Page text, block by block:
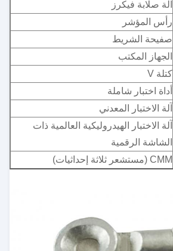
آلة صلابة فيكرز
رأس المؤشر
صفيحة الشريط
الجهاز المكتب
كتلة V
أداة اختبار شاملة
آلة الاختبار المعدني
آلة الاختبار الهيدروليكية العالمية ذات
الشاشة الرقمية
CMM (مستشعر ثلاثة إحداثيات)